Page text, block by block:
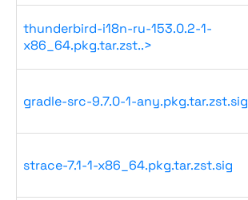
thunderbird-i18n-ru-153.0.2-1-
x86_64.pkg.tar.zst..>
gradle-src-9.7.0-1-any.pkg.tar.zst.sig
strace-7.1-1-x86_64.pkg.tar.zst.sig